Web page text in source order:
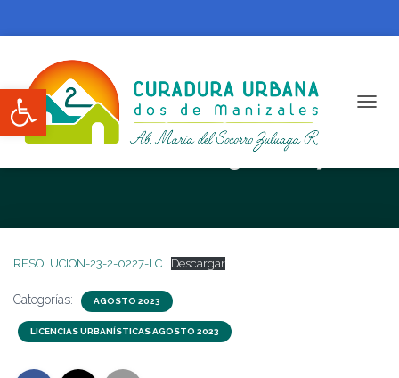
Abrir barra de herramientas
RESOLUCION N. 23-2-0227-LC
RESOLUCION-23-2-0227-LC Descargar
Categorías: AGOSTO 2023
LICENCIAS URBANÍSTICAS AGOSTO 2023